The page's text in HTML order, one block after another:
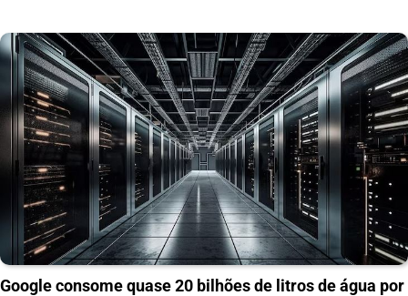
Google consome quase 20 bilhões de litros de água por